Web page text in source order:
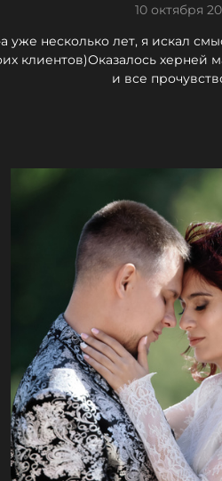
10 октября
уже несколько лет, я искал
клиентов)Оказалось херней
и все